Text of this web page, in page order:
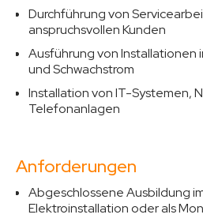
Durchführung von
anspruchsvollen Kunden
Ausführung von Installationen
und Schwachstrom
Installation von IT-Systemen,
Telefonanlagen
Anforderungen
Abgeschlossene Ausbildung
Elektroinstallation oder als